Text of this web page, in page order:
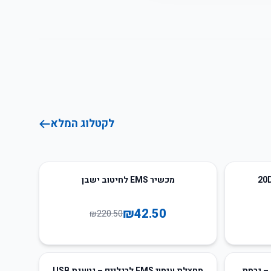
לקטלוג המלא
מכשיר EMS לחיטוב ישבן
₪42.50
₪220.50
19%